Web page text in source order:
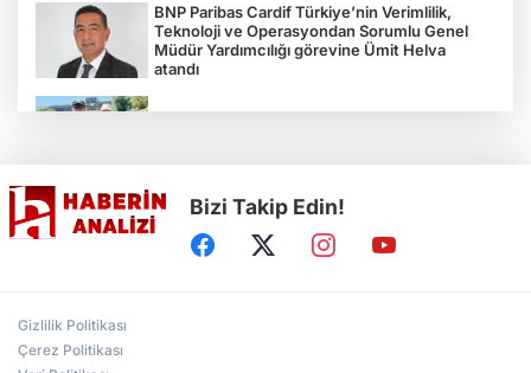
BNP Paribas Cardif Türkiye’nin Verimlilik,
Teknoloji ve Operasyondan Sorumlu Genel
Müdür Yardımcılığı görevine Ümit Helva
atandı
Bizi Takip Edin!
Gizlilik Politikası
Çerez Politikası